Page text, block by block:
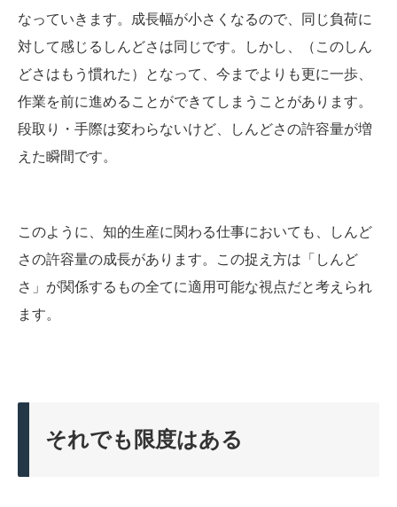
なっていきます。成長幅が小さくなるので、同じ負荷に
対して感じるしんどさは同じです。しかし、（このしん
どさはもう慣れた）となって、今までよりも更に一歩、
作業を前に進めることができてしまうことがあります。
段取り・手際は変わらないけど、しんどさの許容量が増
えた瞬間です。
このように、知的生産に関わる仕事においても、しんど
さの許容量の成長があります。この捉え方は「しんど
さ」が関係するもの全てに適用可能な視点だと考えられ
ます。
それでも限度はある